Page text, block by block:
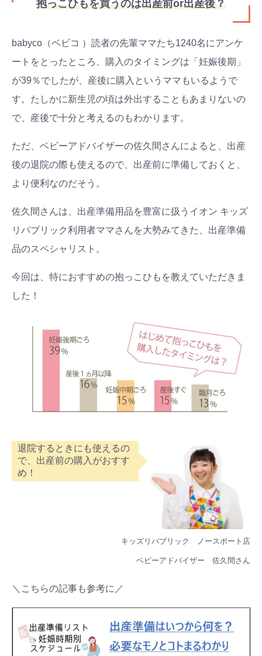
抱っこひもを買うのは出産前or出産後？
babyco（ベビコ ）読者の先輩ママたち1240名にアンケ
ートをとったところ、購入のタイミングは「妊娠後期」
が39％でしたが、産後に購入というママもいるようで
す。たしかに新生児の頃は外出することもあまりないの
で、産後で十分と考えるのもわかります。
ただ、ベビーアドバイザーの佐久間さんによると、出産
後の退院の際も使えるので、出産前に準備しておくと、
より便利なのだそう。
佐久間さんは、出産準備用品を豊富に扱うイオン キッズ
リパブリック利用者ママさんを大勢みてきた、出産準備
品のスペシャリスト。
今回は、特におすすめの抱っこひもを教えていただきま
した！
退院するときにも使えるの
で、出産前の購入がおすす
め！
キッズリパブリック ノースポート店
ベビーアドバイザー 佐久間さん
＼こちらの記事も参考に／